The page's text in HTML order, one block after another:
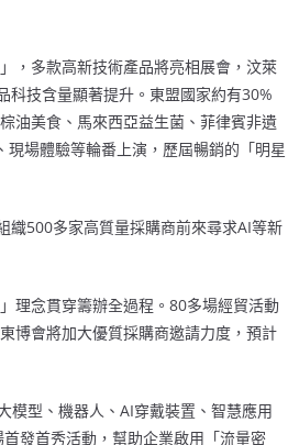
，多款高新技術產品將亮相展會，汶萊
技含量顯著提升。東盟國家約有30%
油美食、馬來西亞益生菌、菲律賓非遺
場體驗等輪番上演，歷屆暢銷的「明星
織500多家高質量採購商前來尋求AI等新
理念貫穿籌辦全過程。 80多場經貿活動
博會將加大優質採購商邀請力度，預計
模型、機器人、AI穿戴裝置、智慧應用
發首秀活動，幫助企業啟用「流量密